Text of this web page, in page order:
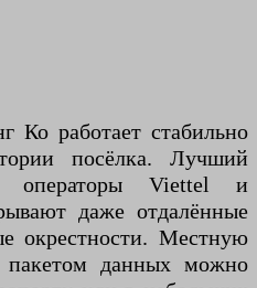
Ко работает стабильно
посёлка. Лучший
операторы Viettel и
даже отдалённые
окрестности. Местную
данных можно